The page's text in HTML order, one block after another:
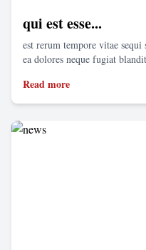
qui est esse...
est rerum tempore vitae
ea dolores neque fugiat
Read more